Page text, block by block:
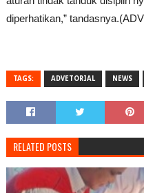
diperhatikan,”
TAGS: ADVETORIAL NEWS
RELATED POSTS